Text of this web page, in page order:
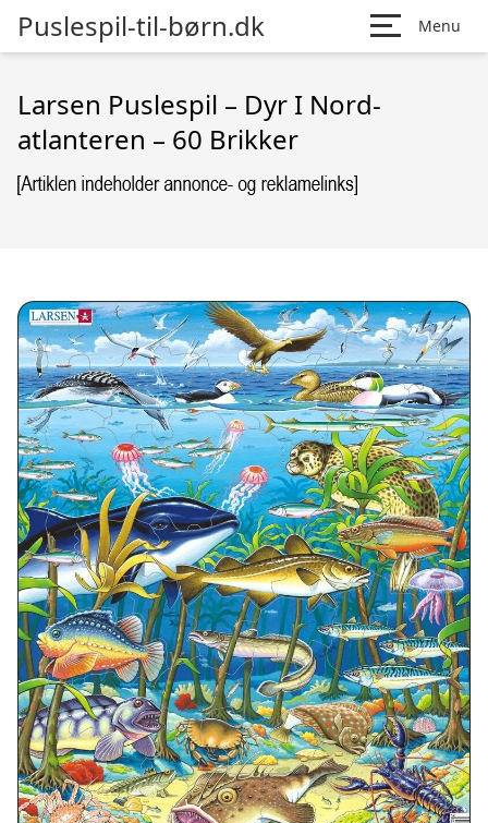
Puslespil-til-børn.dk Menu
Larsen Puslespil – Dyr I Nord-
atlanteren – 60 Brikker